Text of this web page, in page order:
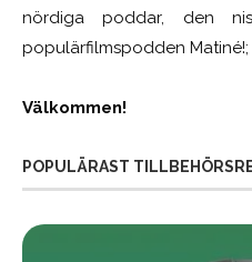
nördiga poddar, den
populärfilmspodden
Välkommen!
POPULÄRAST